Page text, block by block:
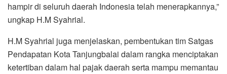
hampir di seluruh daerah Indonesia telah menerapkannya,”
ungkap H.M Syahrial.
H.M Syahrial juga menjelaskan, pembentukan tim Satgas
Pendapatan Kota Tanjungbalai dalam rangka menciptakan
ketertiban dalam hal pajak daerah serta mampu memantau